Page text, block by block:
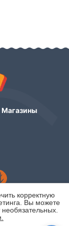
корректную
Вы можете
Магазины